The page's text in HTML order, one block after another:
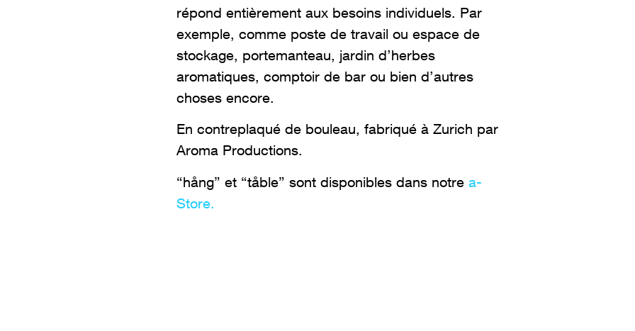
répond entièrement aux besoins individuels. Par
exemple, comme poste de travail ou espace de
stockage, portemanteau, jardin d’herbes
aromatiques, comptoir de bar ou bien d’autres
choses encore.
En contreplaqué de bouleau, fabriqué à Zurich par
Aroma Productions.
“hång” et “tåble” sont disponibles dans notre a-
Store.